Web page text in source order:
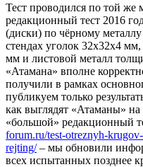
Тест проводился по той же
редакционный тест 2016
(диски) по чёрному металлу
стендах уголок 32х32х4
мм и листовой металл
«Атамана» вполне
получили в рамках
публикуем только
как выглядят «Атаманы»
«большой» редакционный
forum.ru/test-otreznyh-
rejting/– мы обновили
всех испытанных позднее